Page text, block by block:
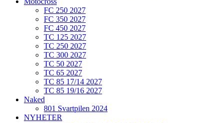
FC 250 2027
FC 350 2027
FC 450 2027
TC 125 2027
TC 250 2027
TC 300 2027
TC 50 2027
TC 65 2027
TC 85 17/14 2027
TC 85 19/16 2027
Naked
801 Svartpilen 2024
NYHETER